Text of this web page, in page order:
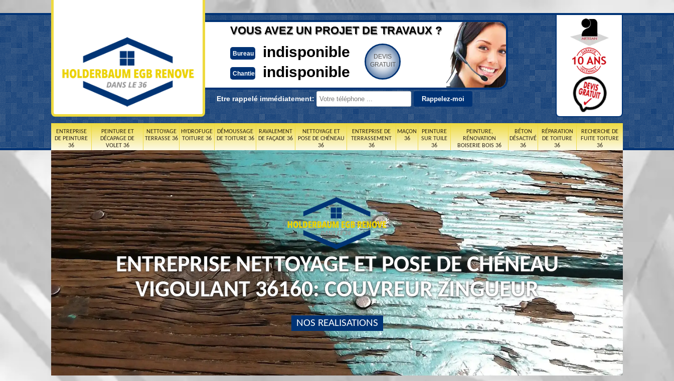
VOUS AVEZ UN PROJET DE TRAVAUX ?
Bureau indisponible
Chantier indisponible
DEVIS
GRATUIT
Etre rappelé immédiatement:
ENTREPRISE
DE PEINTURE
36
PEINTURE ET
DÉCAPAGE DE
VOLET 36
NETTOYAGE
TERRASSE 36
HYDROFUGE
TOITURE 36
DÉMOUSSAGE
DE TOITURE 36
RAVALEMENT
DE FAÇADE 36
NETTOYAGE ET
POSE DE CHÉNEAU
36
ENTREPRISE DE
TERRASSEMENT
36
MAÇON
36
PEINTURE
SUR TUILE
36
PEINTURE,
RÉNOVATION
BOISERIE BOIS 36
BÉTON
DÉSACTIVÉ
36
RÉPARATION
DE TOITURE
36
RECHERCHE DE
FUITE TOITURE
36
ENTREPRISE NETTOYAGE ET POSE DE CHÉNEAU
VIGOULANT 36160: COUVREUR ZINGUEUR
NOS REALISATIONS